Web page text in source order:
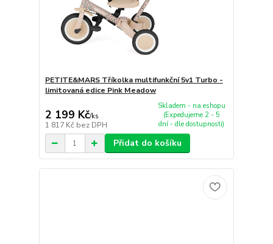
PETITE&MARS Tříkolka multifunkční 5v1 Turbo -
limitovaná edice Pink Meadow
2 199 Kč/ks
1 817 Kč bez DPH
Skladem - na eshopu
(Expedujeme 2 - 5
dní - dle dostupnosti)
Přidat do košíku